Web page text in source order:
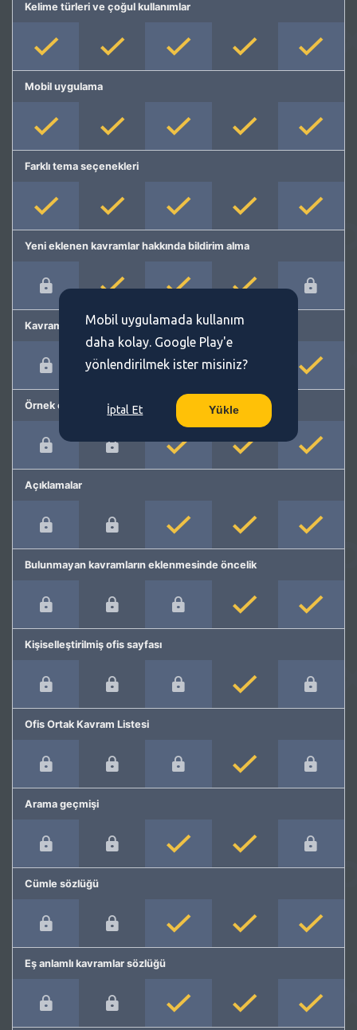
Kelime türleri ve çoğul kullanımlar
Mobil uygulama
Farklı tema seçenekleri
Yeni eklenen kavramlar hakkında bildirim alma
Kavram önerme
Örnek cümleler
Açıklamalar
Bulunmayan kavramların eklenmesinde öncelik
Kişiselleştirilmiş ofis sayfası
Ofis Ortak Kavram Listesi
Arama geçmişi
Cümle sözlüğü
Eş anlamlı kavramlar sözlüğü
Mobil uygulamada kullanım
daha kolay. Google Play'e
yönlendirilmek ister misiniz?
İptal Et Yükle